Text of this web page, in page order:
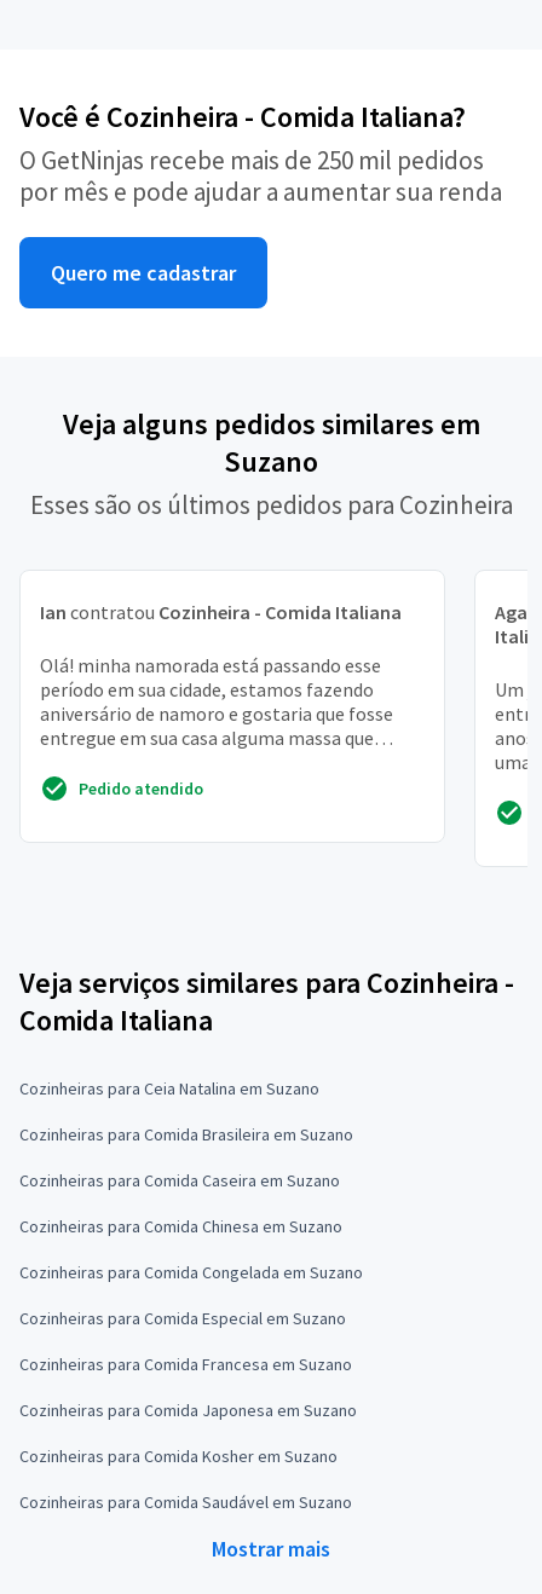
Você é Cozinheira - Comida Italiana?
O GetNinjas recebe mais de 250 mil pedidos
por mês e pode ajudar a aumentar sua renda
Quero me cadastrar
Veja alguns pedidos similares em
Suzano
Esses são os últimos pedidos para Cozinheira
Ian contratou Cozinheira - Comida Italiana
Olá! minha namorada está passando esse
período em sua cidade, estamos fazendo
aniversário de namoro e gostaria que fosse
entregue em sua casa alguma massa que
Pedido atendido
Um
anos
uma
Veja serviços similares para Cozinheira -
Comida Italiana
Cozinheiras para Ceia Natalina em Suzano
Cozinheiras para Comida Brasileira em Suzano
Cozinheiras para Comida Caseira em Suzano
Cozinheiras para Comida Chinesa em Suzano
Cozinheiras para Comida Congelada em Suzano
Cozinheiras para Comida Especial em Suzano
Cozinheiras para Comida Francesa em Suzano
Cozinheiras para Comida Japonesa em Suzano
Cozinheiras para Comida Kosher em Suzano
Cozinheiras para Comida Saudável em Suzano
Mostrar mais